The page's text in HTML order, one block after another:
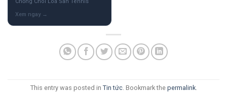
This entry was posted in Tin tức. Bookmark the permalink.